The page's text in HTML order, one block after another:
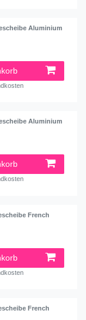
Aluminium
Aluminium
French
French